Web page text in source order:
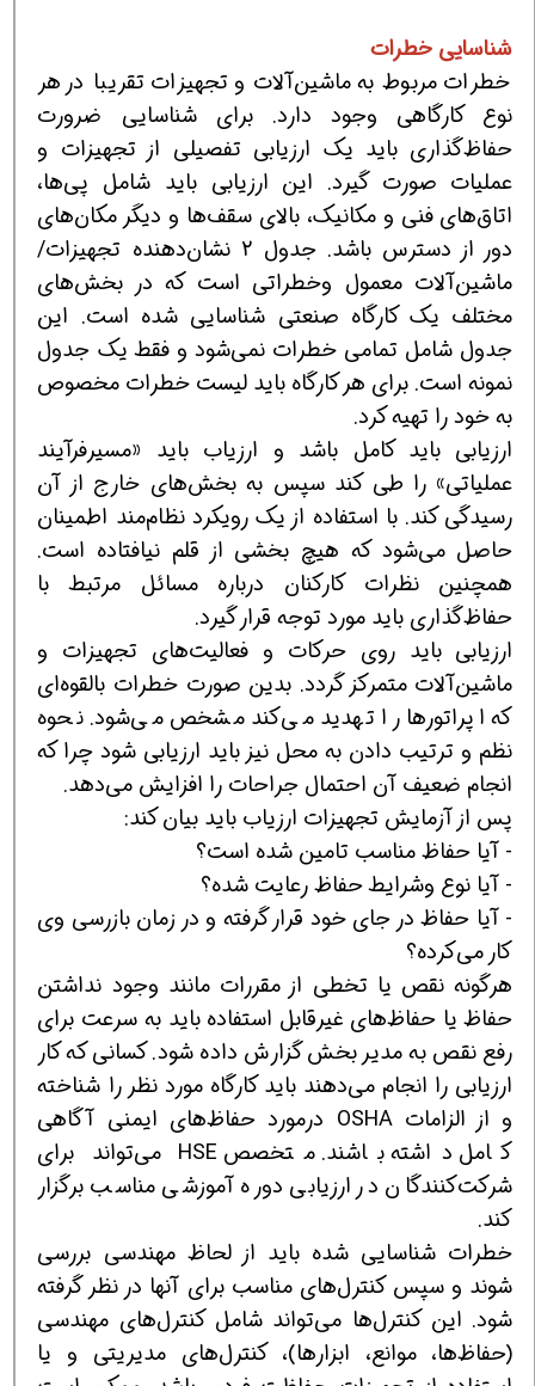
شناسایی خطرات
خطرات مربوط به ماشین‌آلات و تجهیزات تقریبا در هر
نوع كارگاهی وجود دارد. برای شناسایی ضرورت
حفاظ‌گذاری باید یك ارزیابی تفصیلی از تجهیزات و
عملیات صورت گیرد. این ارزیابی باید شامل پی‌ها،
اتاق‌های فنی و مكانیك، بالای سقف‌ها و دیگر مكان‌های
دور از دسترس باشد. جدول 2 نشان‌دهنده تجهیزات/
ماشین‌آلات معمول وخطراتی است كه در بخش‌های
مختلف یك كارگاه صنعتی شناسایی شده است. این
جدول شامل تمامی خطرات نمی‌شود و فقط یك جدول
نمونه است. برای هر كارگاه باید لیست خطرات مخصوص
به خود را تهیه كرد.
ارزیابی باید كامل باشد و ارزیاب باید «مسیرفرآیند
عملیاتی» را طی كند سپس به بخش‌های خارج از آن
رسیدگی كند. با استفاده از یك رویكرد نظام‌مند اطمینان
حاصل می‌شود كه هیچ بخشی از قلم نیافتاده است.
همچنین نظرات كاركنان درباره مسائل مرتبط با
حفاظ‌گذاری باید مورد توجه قرار گیرد.
ارزیابی باید روی حركات و فعالیت‌های تجهیزات و
ماشین‌آلات متمركز گردد. بدین صورت خطرات بالقوه‌ای
كه اپراتورها را تهدید می‌كند مشخص می‌شود. نحوه
نظم و ترتیب دادن به محل نیز باید ارزیابی شود چرا كه
انجام ضعیف آن احتمال جراحات را افزایش می‌دهد.
پس از آزمایش تجهیزات ارزیاب باید بیان كند:
- آیا حفاظ مناسب تامین شده است؟
- آیا نوع وشرایط حفاظ رعایت شده؟
- آیا حفاظ در جای خود قرار گرفته و در زمان بازرسی وی
كار می‌كرده؟
هرگونه نقص یا تخطی از مقررات مانند وجود نداشتن
حفاظ یا حفاظ‌های غیرقابل استفاده باید به سرعت برای
رفع نقص به مدیر بخش گزارش داده شود. كسانی كه كار
ارزیابی را انجام می‌دهند باید كارگاه مورد نظر را شناخته
و از الزامات OSHA درمورد حفاظ‌های ایمنی آگاهی
كامل داشته باشند. متخصص HSE می‌تواند برای
شركت‌كنندگان در ارزیابی دوره آموزشی مناسب برگزار
كند.
خطرات شناسایی شده باید از لحاظ مهندسی بررسی
شوند و سپس كنترل‌های مناسب برای آنها در نظر گرفته
شود. این كنترل‌ها می‌تواند شامل كنترل‌های مهندسی
(حفاظ‌ها، موانع، ابزارها)، كنترل‌های مدیریتی و یا